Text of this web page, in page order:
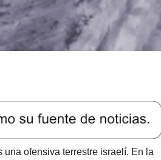
ofensiva terrestre israelí. En la